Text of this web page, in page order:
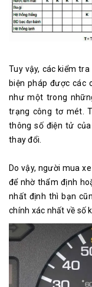
Tuy vậy, các kiểm
biện pháp được các
như một trong
trạng công tơ mét.
thông số điện tử
thay đổi.
Do vậy, người mua
để nhờ thẩm định
nhất định thì bạn
chính xác nhất về số